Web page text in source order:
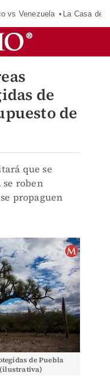
vs Venezuela La Casa de
de
de
que se
roben
propaguen
de Puebla
(ilustrativa)